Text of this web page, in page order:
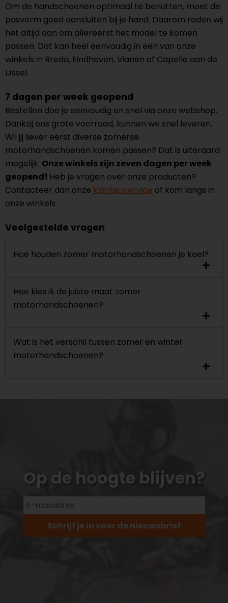
Om de handschoenen optimaal te benutten, moet de
pasvorm goed aansluiten bij je hand. Daarom raden wij
het altijd aan om allereerst het model te komen
passen. Dat kan heel eenvoudig in een van onze
winkels in Breda, Eindhoven, Vianen of Capelle aan de
IJssel.
7 dagen per week geopend
Bestellen doe je eenvoudig en snel via onze webshop.
Dankzij ons grote voorraad, kunnen we snel leveren.
Wil jij liever eerst diverse zomerse
motorhandschoenen komen passen? Dat is uiteraard
mogelijk. Onze winkels zijn zeven dagen per week
geopend! Heb je vragen over onze producten?
Contacteer dan onze klantenservice of kom langs in
onze winkels.
Veelgestelde vragen
Hoe houden zomer motorhandschoenen je koel?
Hoe kies ik de juiste maat zomer
motorhandschoenen?
Wat is het verschil tussen zomer en winter
motorhandschoenen?
Op de hoogte blijven?
Schrijf je in voor de nieuwsbrief